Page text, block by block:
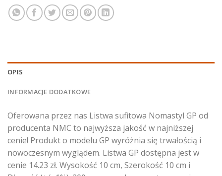
OPIS
INFORMACJE DODATKOWE
Oferowana przez nas Listwa sufitowa Nomastyl GP od
producenta NMC to najwyższa jakość w najniższej
cenie! Produkt o modelu GP wyróżnia się trwałością i
nowoczesnym wyglądem. Listwa GP dostępna jest w
cenie 14.23 zł. Wysokość 10 cm, Szerokość 10 cm i